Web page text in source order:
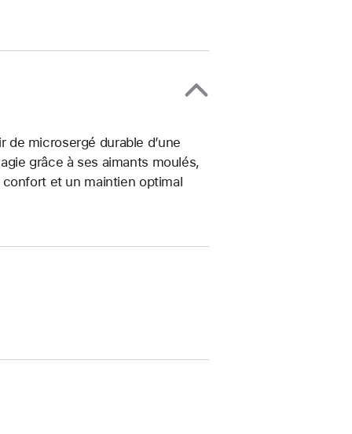
microsergé durable d’une
grâce à ses aimants moulés,
et un maintien optimal